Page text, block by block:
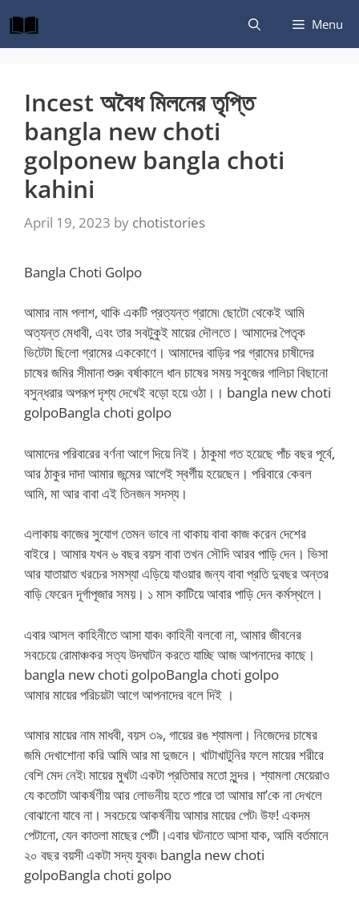
to
content
Menu
Incest অবৈধ মিলনের তৃপ্তি
bangla new choti
golponew bangla choti
kahini
April 19, 2023 by chotistories
Bangla Choti Golpo
আমার নাম পলাশ, থাকি একটি প্রত্যন্ত গ্রামে৷ ছোটো থেকেই আমি
অত্যন্ত মেধাবী, এবং তার সবটুকুই মায়ের দৌলতে। আমাদের পৈতৃক
ভিটেটা ছিলো গ্রামের এককোণে। আমাদের বাড়ির পর গ্রামের চাষীদের
চাষের জমির সীমানা শুরু৷ বর্ষাকালে ধান চাষের সময় সবুজের গালিচা বিছানো
বসুন্ধরার অপরূপ দৃশ্য দেখেই বড়ো হয়ে ওঠা।। bangla new choti
golpoBangla choti golpo
আমাদের পরিবারের বর্ণনা আগে দিয়ে নিই। ঠাকুমা গত হয়েছে পাঁচ বছর পূর্বে,
আর ঠাকুর দাদা আমার জন্মের আগেই স্বর্গীয় হয়েছেন। পরিবারে কেবল
আমি, মা আর বাবা এই তিনজন সদস্য।
এলাকায় কাজের সুযোগ তেমন ভাবে না থাকায় বাবা কাজ করেন দেশের
বাইরে। আমার যখন ৬ বছর বয়স বাবা তখন সৌদি আরব পাড়ি দেন। ভিসা
আর যাতায়াত খরচের সমস্যা এড়িয়ে যাওয়ার জন্য বাবা প্রতি দুবছর অন্তর
বাড়ি ফেরেন দূর্গাপূজার সময়। ১ মাস কাটিয়ে আবার পাড়ি দেন কর্মস্থলে।
এবার আসল কাহিনীতে আসা যাক৷ কাহিনী বলবো না, আমার জীবনের
সবচেয়ে রোমাঞ্চকর সত্য উদঘাটন করতে যাচ্ছি আজ আপনাদের কাছে।
bangla new choti golpoBangla choti golpo
আমার মায়ের পরিচয়টা আগে আপনাদের বলে দিই ।
আমার মায়ের নাম মাধবী, বয়স ৩৯, গায়ের রঙ শ্যামলা। নিজেদের চাষের
জমি দেখাশোনা করি আমি আর মা দুজনে। খাটাখাটুনির ফলে মায়ের শরীরে
বেশি মেদ নেই৷ মায়ের মুখটা একটা প্রতিমার মতো সুন্দর। শ্যামলা মেয়েরাও
যে কতোটা আকর্ষণীয় আর লোভনীয় হতে পারে তা আমার মা’কে না দেখলে
বোঝানো যাবে না। সবচেয়ে আকর্ষনীয় আমার মায়ের পেট৷ উফ! একদম
পেটানো, যেন কাতলা মাছের পেটী।এবার ঘটনাতে আসা যাক, আমি বর্তমানে
২০ বছর বয়সী একটা সদ্য যুবক৷ bangla new choti
golpoBangla choti golpo